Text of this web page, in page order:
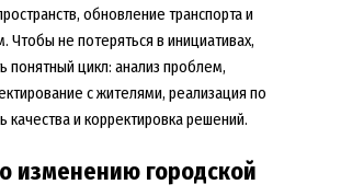
обновление транспорта и
Чтобы не потеряться в инициативах,
понятный цикл: анализ проблем,
с жителями, реализация по
качества и корректировка решений.
изменению городской